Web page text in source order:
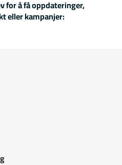
for å få oppdateringer,
eller kampanjer: